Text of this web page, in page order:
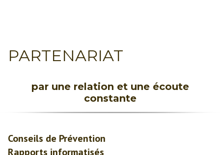
PARTENARIAT
par une relation et une écoute
constante
Conseils de Prévention
Rapports informatisés